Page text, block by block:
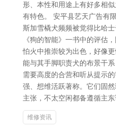
形、本性和用途上有好多相
有特色。 安平县艺天广告有
斯加雪橇犬频频被觉得比哈士
《狗的智能》一书中的评估
怕火中推崇较为出色，好像
能与其手脚职责犬的布景干
需要高度的合营和听从提示
强、想维活跃著称。它们固
主张，不太空闲都备遵循主东
维修资讯